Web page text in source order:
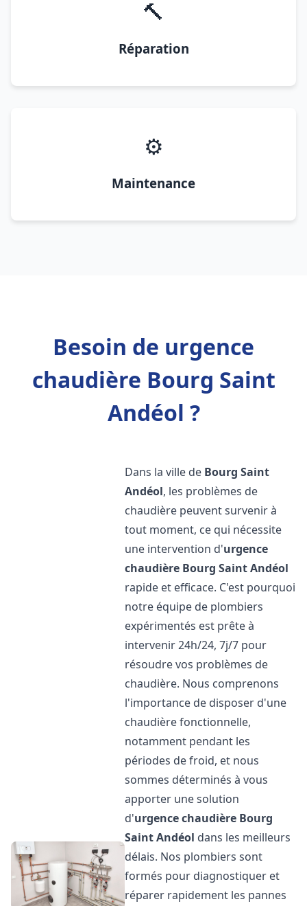
🔨
Réparation
⚙️
Maintenance
Besoin de urgence
chaudière Bourg Saint
Andéol ?
Dans la ville de Bourg Saint
Andéol, les problèmes de
chaudière peuvent survenir à
tout moment, ce qui nécessite
une intervention d'urgence
chaudière Bourg Saint Andéol
rapide et efficace. C'est pourquoi
notre équipe de plombiers
expérimentés est prête à
intervenir 24h/24, 7j/7 pour
résoudre vos problèmes de
chaudière. Nous comprenons
l'importance de disposer d'une
chaudière fonctionnelle,
notamment pendant les
périodes de froid, et nous
sommes déterminés à vous
apporter une solution
d'urgence chaudière Bourg
Saint Andéol dans les meilleurs
délais. Nos plombiers sont
formés pour diagnostiquer et
réparer rapidement les pannes